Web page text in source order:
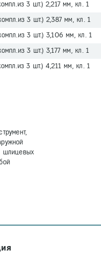
3 шт.) 2,217 мм, кл. 1
3 шт.) 2,387 мм, кл. 1
3 шт.) 3,106 мм, кл. 1
3 шт.) 3,177 мм, кл. 1
3 шт.) 4,211 мм, кл. 1
шлицевых